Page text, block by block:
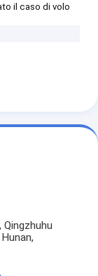
il caso di volo